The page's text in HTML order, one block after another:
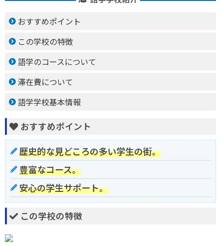
おすすめポイント
この学校の特徴
語学のコースについて
滞在費について
語学学校基本情報
おすすめポイント
歴史的な見どころの多い学生の街。
豊富なコース。
安心の学生サポート。
この学校の特徴